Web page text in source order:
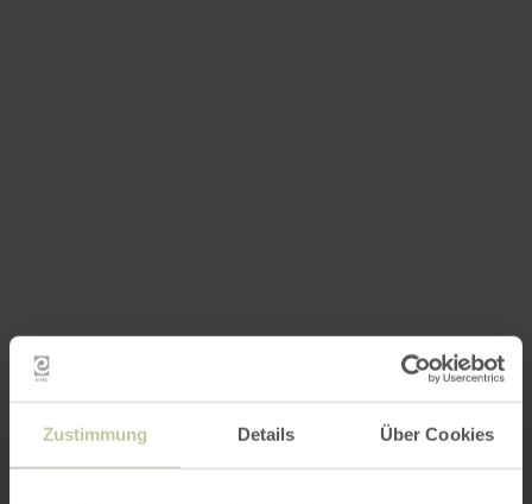
Zustimmung Details Über Cookies